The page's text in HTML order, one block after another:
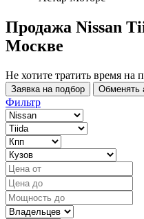
Продажа Nissan
Москве
Не хотите тратить время на
Заявка на подбор Обменять
Фильтр